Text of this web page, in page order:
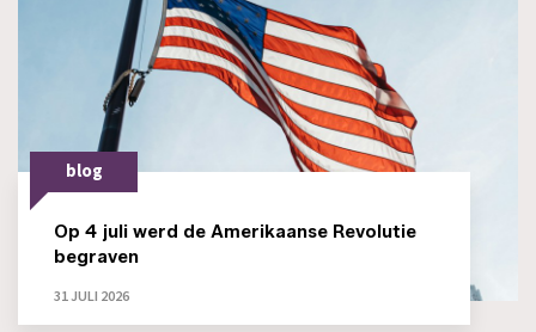
blog
Op 4 juli werd de Amerikaanse Revolutie
begraven
31 JULI 2026